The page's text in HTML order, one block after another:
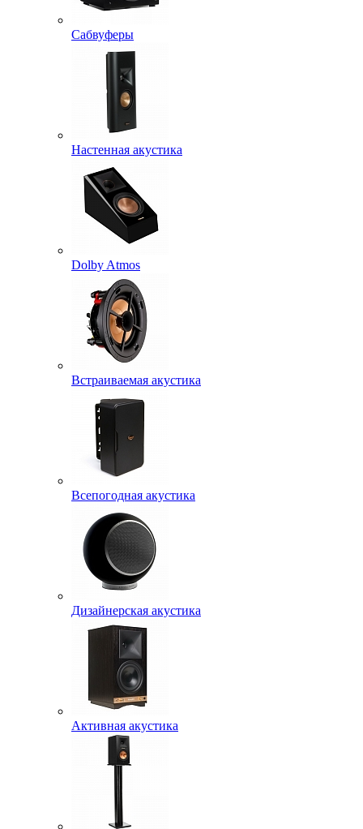
Сабвуферы
Настенная акустика
Dolby Atmos
Встраиваемая акустика
Всепогодная акустика
Дизайнерская акустика
Активная акустика